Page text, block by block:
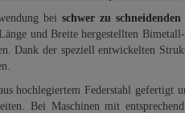
bei schwer zu
und Breite hergestellten
Dank der speziell entwickelten
hochlegiertem Federstahl
Bei Maschinen mit